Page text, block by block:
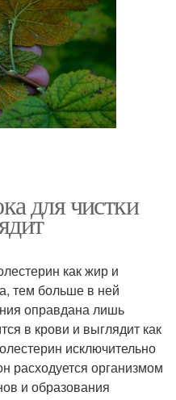
для чистки
как жир и
тем больше в ней
оправдана лишь
в крови и выглядит как
исключительно
расходуется организмом
и образования